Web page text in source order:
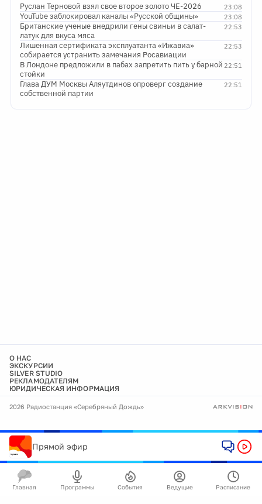
23:08
Руслан Терновой взял свое второе золото ЧЕ-2026
23:08
YouTube заблокировал каналы «Русской общины»
22:53
Британские ученые внедрили гены свиньи в салат-
латук для вкуса мяса
22:53
Лишенная сертификата эксплуатанта «Ижавиа»
собирается устранить замечания Росавиации
22:51
В Лондоне предложили в пабах запретить пить у барной
стойки
22:51
Глава ДУМ Москвы Аляутдинов опроверг создание
собственной партии
О НАС
ЭКСКУРСИИ
SILVER STUDIO
РЕКЛАМОДАТЕЛЯМ
ЮРИДИЧЕСКАЯ ИНФОРМАЦИЯ
2026 Радиостанция «Серебряный Дождь»
Прямой эфир
Главная Программы События Ведущие Расписание